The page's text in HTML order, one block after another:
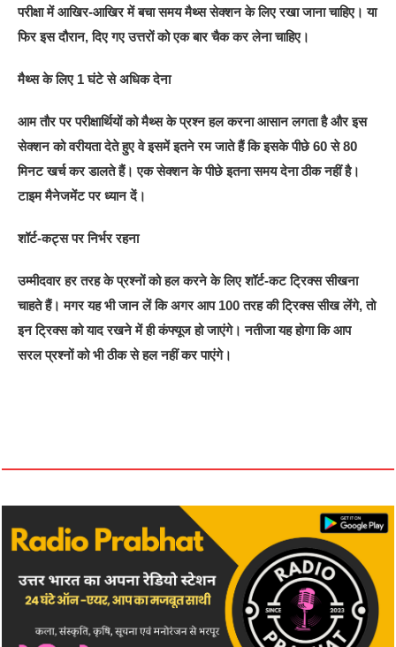
परीक्षा में आखिर-आखिर में बचा समय मैथ्स सेक्शन के लिए रखा जाना चाहिए। या
फिर इस दौरान, दिए गए उत्तरों को एक बार चैक कर लेना चाहिए।
मैथ्स के लिए 1 घंटे से अध‍िक देना
आम तौर पर परीक्षार्थियों को मैथ्स के प्रश्न हल करना आसान लगता है और इस
सेक्शन को वरीयता देते हुए वे इसमें इतने रम जाते हैं कि इसके पीछे 60 से 80
मिनट खर्च कर डालते हैं। एक सेक्शन के पीछे इतना समय देना ठीक नहीं है।
टाइम मैनेजमेंट पर ध्यान दें।
शॉर्ट-कट्स पर निर्भर रहना
उम्मीदवार हर तरह के प्रश्नों को हल करने के लिए शॉर्ट-कट ट्रिक्स सीखना
चाहते हैं। मगर यह भी जान लें कि अगर आप 100 तरह की ट्रिक्स सीख लेंगे, तो
इन ट्रिक्स को याद रखने में ही कंफ्यूज हो जाएंगे। नतीजा यह होगा कि आप
सरल प्रश्नों को भी ठीक से हल नहीं कर पाएंगे।